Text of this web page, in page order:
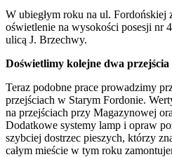
W ubiegłym roku na ul. Fordońskiej
oświetlenie na wysokości posesji nr
ulicą J. Brzechwy.
Doświetlimy kolejne dwa przejścia
Teraz podobne prace prowadzimy
przejściach w Starym Fordonie.
na przejściach przy Magazynowej
Dodatkowe systemy lamp i opraw
szybciej dostrzec pieszych, którzy
całym mieście w tym roku